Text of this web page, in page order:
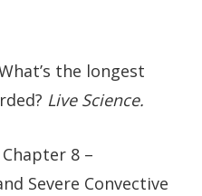
the longest
Live Science.
8 –
Severe Convective